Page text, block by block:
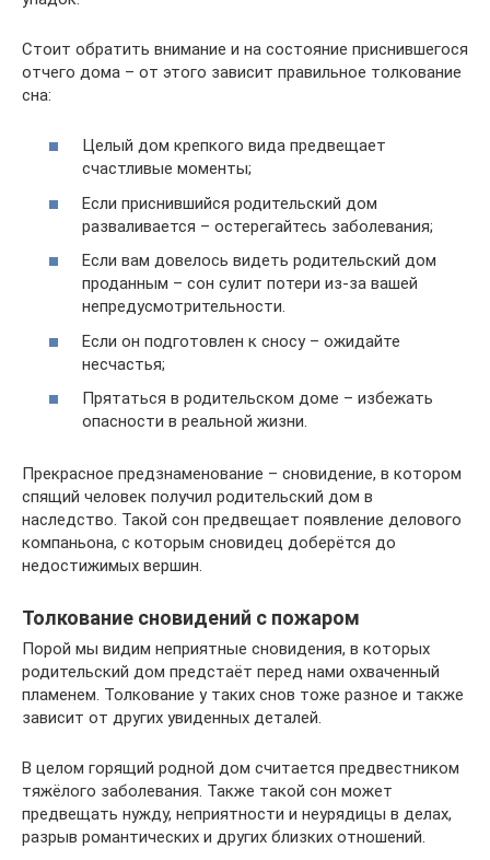
Стоит обратить внимание и на состояние приснившегося
отчего дома – от этого зависит правильное толкование
сна:
Целый дом крепкого вида предвещает
счастливые моменты;
Если приснившийся родительский дом
разваливается – остерегайтесь заболевания;
Если вам довелось видеть родительский дом
проданным – сон сулит потери из-за вашей
непредусмотрительности.
Если он подготовлен к сносу – ожидайте
несчастья;
Прятаться в родительском доме – избежать
опасности в реальной жизни.
Прекрасное предзнаменование – сновидение, в котором
спящий человек получил родительский дом в
наследство. Такой сон предвещает появление делового
компаньона, с которым сновидец доберётся до
недостижимых вершин.
Толкование сновидений с пожаром
Порой мы видим неприятные сновидения, в которых
родительский дом предстаёт перед нами охваченный
пламенем. Толкование у таких снов тоже разное и также
зависит от других увиденных деталей.
В целом горящий родной дом считается предвестником
тяжёлого заболевания. Также такой сон может
предвещать нужду, неприятности и неурядицы в делах,
разрыв романтических и других близких отношений.